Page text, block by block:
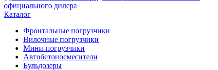
Каталог
Фронтальные погрузчики
Вилочные погрузчики
Мини-погрузчики
Автобетоносмесители
Бульдозеры